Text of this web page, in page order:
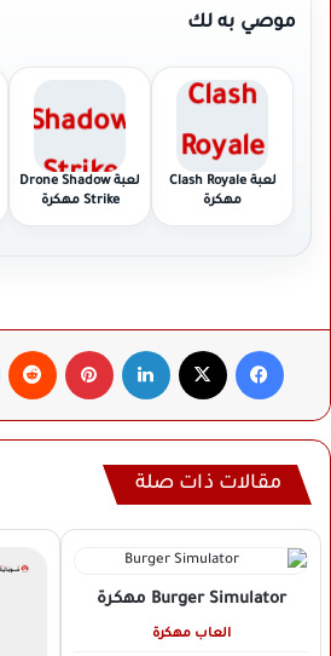
موصي به لك
لعبة Clash Royale
مهكرة
لعبة Drone Shadow
Strike مهكرة
فيسبوك لينكدإن بينتيريست
مقالات ذات صلة
Burger Simulator مهكرة
العاب مهكرة